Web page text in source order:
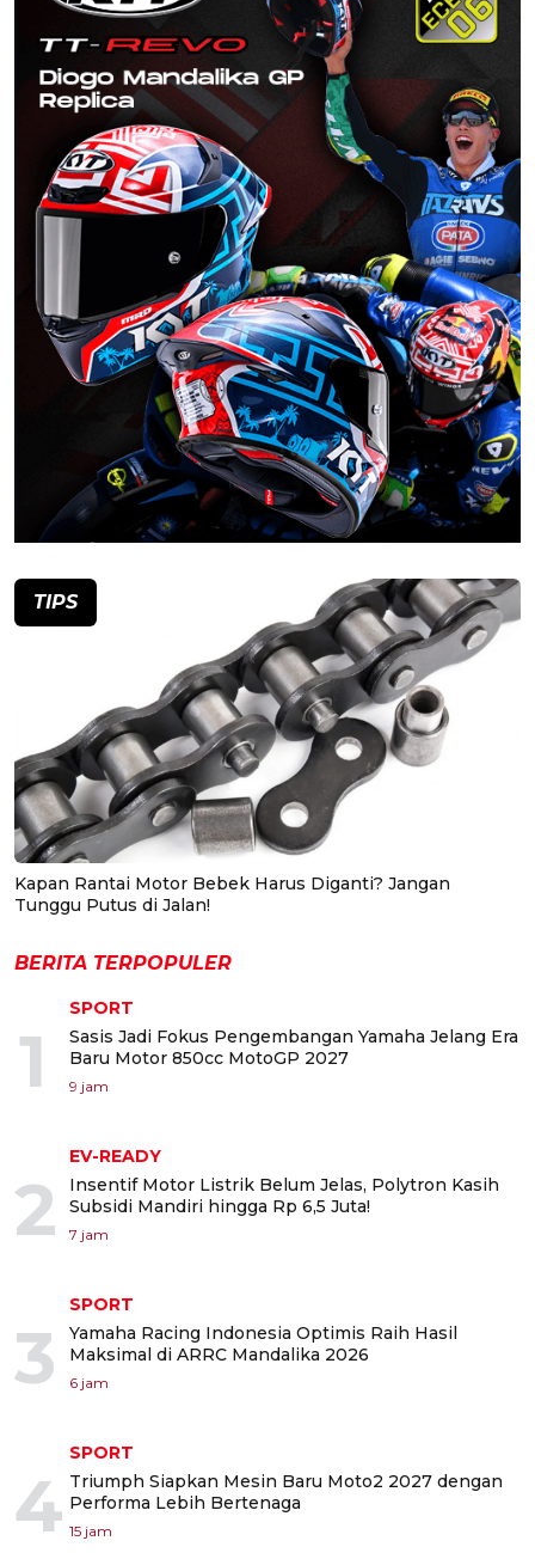
TIPS
Kapan Rantai Motor Bebek Harus Diganti? Jangan
Tunggu Putus di Jalan!
BERITA TERPOPULER
1
SPORT
Sasis Jadi Fokus Pengembangan Yamaha Jelang Era
Baru Motor 850cc MotoGP 2027
9 jam
2
EV-READY
Insentif Motor Listrik Belum Jelas, Polytron Kasih
Subsidi Mandiri hingga Rp 6,5 Juta!
7 jam
3
SPORT
Yamaha Racing Indonesia Optimis Raih Hasil
Maksimal di ARRC Mandalika 2026
6 jam
4
SPORT
Triumph Siapkan Mesin Baru Moto2 2027 dengan
Performa Lebih Bertenaga
15 jam